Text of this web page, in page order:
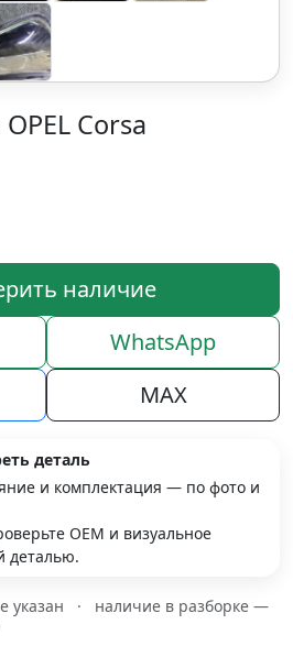
Corsa
наличие
WhatsApp
MAX
деталь
и комплектация — по фото и
OEM и визуальное
деталью.
указан ·
наличие в разборке —